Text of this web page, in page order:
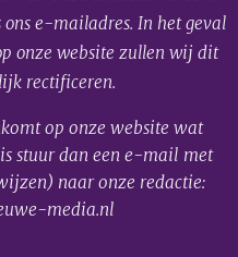
e-mailadres. In het geval
onze website zullen wij dit
rectificeren.
op onze website wat
stuur dan een e-mail met
naar onze redactie:
media.nl